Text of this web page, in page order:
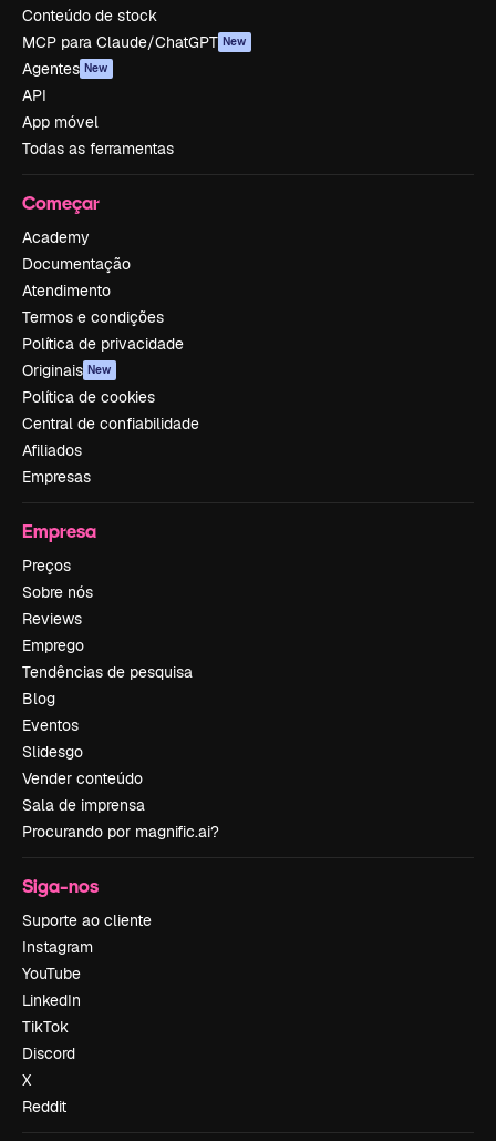
Conteúdo de stock
MCP para Claude/ChatGPT New
Agentes New
API
App móvel
Todas as ferramentas
Começar
Academy
Documentação
Atendimento
Termos e condições
Política de privacidade
Originais New
Política de cookies
Central de confiabilidade
Afiliados
Empresas
Empresa
Preços
Sobre nós
Reviews
Emprego
Tendências de pesquisa
Blog
Eventos
Slidesgo
Vender conteúdo
Sala de imprensa
Procurando por magnific.ai?
Siga-nos
Suporte ao cliente
Instagram
YouTube
LinkedIn
TikTok
Discord
X
Reddit